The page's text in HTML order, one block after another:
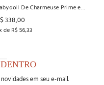
De Charmeuse Prime e
Recco
338,00
de R$56,33
em seu e-mail.